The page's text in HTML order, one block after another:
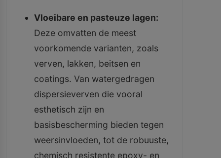
Vloeibare en pasteuze lagen:
Deze omvatten de meest
voorkomende varianten, zoals
verven, lakken, beitsen en
coatings. Van watergedragen
dispersieverven die vooral
esthetisch zijn en
basisbescherming bieden tegen
weersinvloeden, tot de robuuste,
chemisch resistente epoxy- en